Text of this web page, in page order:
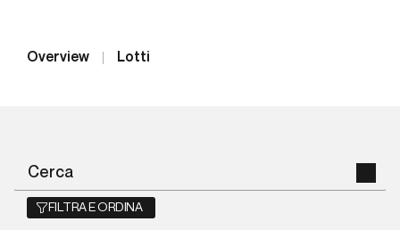
Overview Lotti
FILTRA E ORDINA